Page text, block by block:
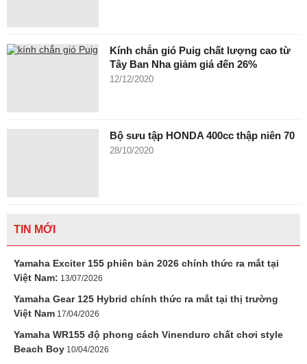
Kính chắn gió Puig chất lượng cao từ
Tây Ban Nha giảm giá đến 26%
12/12/2020
Bộ sưu tập HONDA 400cc thập niên 70
28/10/2020
TIN MỚI
Yamaha Exciter 155 phiên bản 2026 chính thức ra mắt tại
Việt Nam: 13/07/2026
Yamaha Gear 125 Hybrid chính thức ra mắt tại thị trường
Việt Nam 17/04/2026
Yamaha WR155 độ phong cách Vinenduro chất chơi style
Beach Boy 10/04/2026